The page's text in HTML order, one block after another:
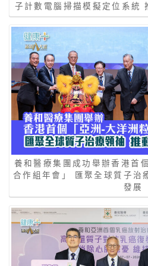
子計數電腦掃描模擬定位系統
養和醫療集團成功舉辦香港首
合作組年會」 匯聚全球質子治
發展